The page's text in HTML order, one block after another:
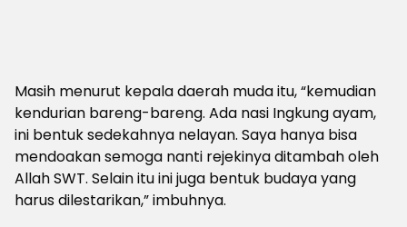
Masih menurut kepala daerah muda itu, “kemudian
kendurian bareng-bareng. Ada nasi Ingkung ayam,
ini bentuk sedekahnya nelayan. Saya hanya bisa
mendoakan semoga nanti rejekinya ditambah oleh
Allah SWT. Selain itu ini juga bentuk budaya yang
harus dilestarikan,” imbuhnya.